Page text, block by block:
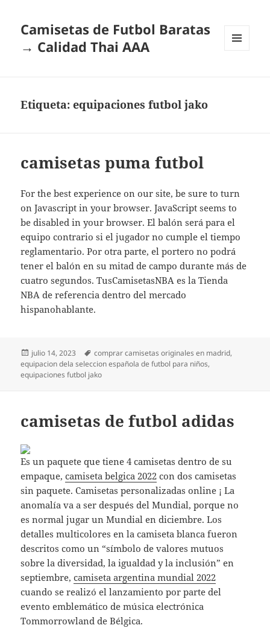
Camisetas de Futbol Baratas
→ Calidad Thai AAA
Etiqueta:equipaciones futbol jako
camisetas puma futbol
For the best experience on our site, be sure to turn
on Javascript in your browser. JavaScript seems to
be disabled in your browser. El balón será para el
equipo contrario si el jugador no cumple el tiempo
reglamentario. Por otra parte, el portero no podrá
tener el balón en su mitad de campo durante más de
cuatro segundos. TusCamisetasNBA es la Tienda
NBA de referencia dentro del mercado
hispanohablante.
Publicado
el
julio 14, 2023 Etiquetas
comprar camisetas originales en madrid,
equipacion dela seleccion española de futbol para niños,
equipaciones futbol jako
camisetas de futbol adidas
Es un paquete que tiene 4 camisetas dentro de su
empaque,camiseta belgica 2022 con dos camisetas
sin paquete. Camisetas personalizadas online ¡ La
anomalía va a ser después del Mundial, porque no
es normal jugar un Mundial en diciembre. Los
detalles multicolores en la camiseta blanca fueron
descritos como un “símbolo de valores mutuos
sobre la diversidad, la igualdad y la inclusión” en
septiembre,camiseta argentina mundial 2022
cuando se realizó el lanzamiento por parte del
evento emblemático de música electrónica
Tommorrowland de Bélgica.